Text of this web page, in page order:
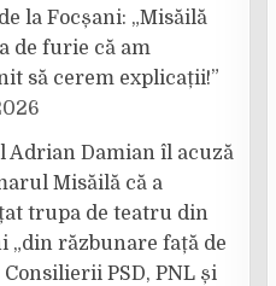
la Focșani: „Misăilă
de furie că am
să cerem explicații!”
Adrian Damian îl acuză
Misăilă că a
trupa de teatru din
„din răzbunare față de
Consilierii PSD, PNL și